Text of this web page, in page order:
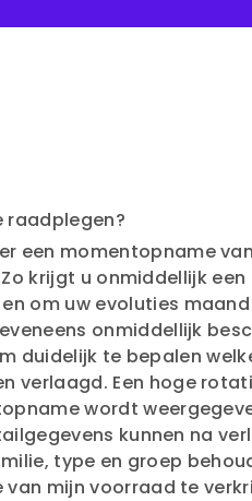
raadplegen?
een momentopname
krijgt u onmiddellijk
om uw evoluties
onmiddellijk
duidelijk te bepalen
verlaagd. Een hoge
wordt
kunnen na
type en groep
mijn voorraad te